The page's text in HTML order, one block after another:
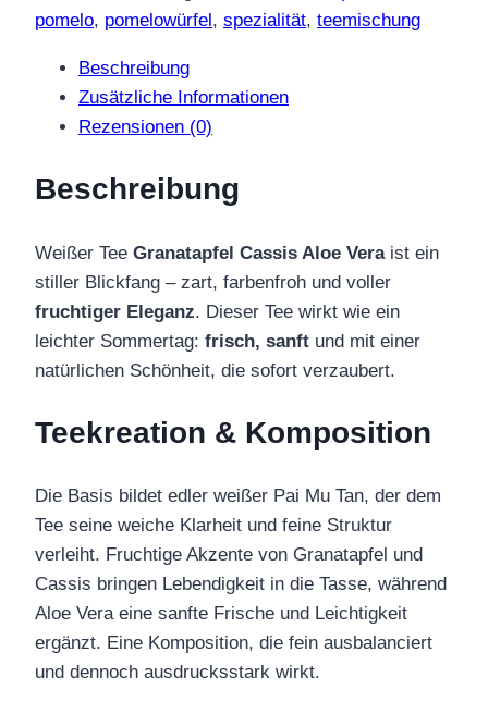
Aloe
Menge
pomelo, pomelowürfel, spezialität, teemischung
Beschreibung
Zusätzliche Informationen
Rezensionen (0)
Beschreibung
Weißer Tee Granatapfel Cassis Aloe Veraist ein
stiller Blickfang – zart, farbenfroh und voller
fruchtiger Eleganz. Dieser Tee wirkt wie ein
leichter Sommertag: frisch, sanft und mit einer
natürlichen Schönheit, die sofort verzaubert.
Teekreation & Komposition
Die Basis bildet edler weißer Pai Mu Tan, der dem
Tee seine weiche Klarheit und feine Struktur
verleiht. Fruchtige Akzente von Granatapfel und
Cassis bringen Lebendigkeit in die Tasse, während
Aloe Vera eine sanfte Frische und Leichtigkeit
ergänzt. Eine Komposition, die fein ausbalanciert
und dennoch ausdrucksstark wirkt.